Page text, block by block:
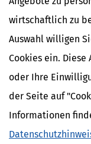
wirtschaftlich zu
Auswahl willigen
Cookies ein.
oder Ihre
der Seite auf
Informationen
Finanzamt
Finanzamt
Finanzamt
Finanzamtsuche